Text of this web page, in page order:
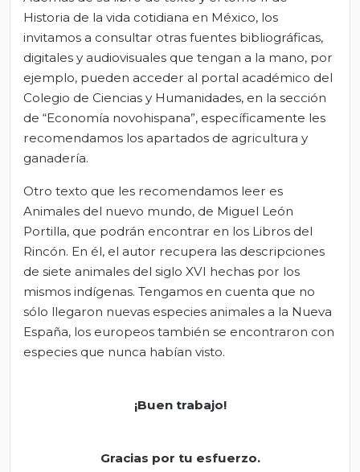
Historia de la vida cotidiana en México, los
invitamos a consultar otras fuentes bibliográficas,
digitales y audiovisuales que tengan a la mano, por
ejemplo, pueden acceder al portal académico del
Colegio de Ciencias y Humanidades, en la sección
de “Economía novohispana”, específicamente les
recomendamos los apartados de agricultura y
ganadería.
Otro texto que les recomendamos leer es
Animales del nuevo mundo, de Miguel León
Portilla, que podrán encontrar en los Libros del
Rincón. En él, el autor recupera las descripciones
de siete animales del siglo XVI hechas por los
mismos indígenas. Tengamos en cuenta que no
sólo llegaron nuevas especies animales a la Nueva
España, los europeos también se encontraron con
especies que nunca habían visto.
¡Buen trabajo!
Gracias por tu esfuerzo.